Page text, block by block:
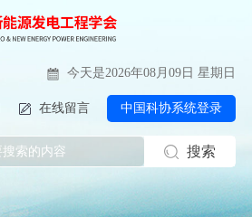
今天是2026年08月09日 星期日
在线留言 中国科协系统登录
搜索